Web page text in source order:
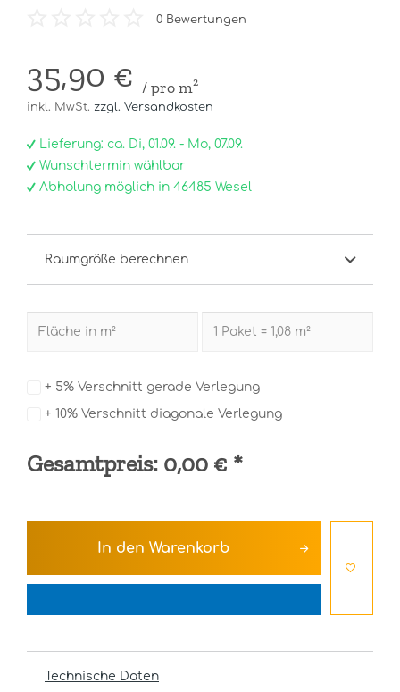
0 Bewertungen
35,90 € / pro m²
inkl. MwSt. zzgl. Versandkosten
Lieferung: ca. Di, 01.09. - Mo, 07.09.
Wunschtermin wählbar
Abholung möglich in 46485 Wesel
Raumgröße berechnen
+ 5% Verschnitt gerade Verlegung
+ 10% Verschnitt diagonale Verlegung
Gesamtpreis: 0,00 € *
In den Warenkorb
Technische Daten